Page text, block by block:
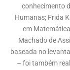
conhecimento
Humanas; Frida
em
Machado de
baseada no
– foi também